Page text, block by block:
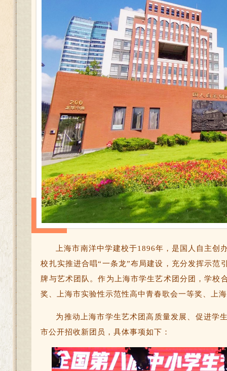
上海市南洋中学建校于1896年，是国人自主创
校扎实推进合唱“一条龙”布局建设，充分发挥示范
牌与艺术团队。作为上海市学生艺术团分团，学校
奖、上海市实验性示范性高中青春歌会一等奖、上
为推动上海市学生艺术团高质量发展、促进学
市公开招收新团员，具体事项如下：